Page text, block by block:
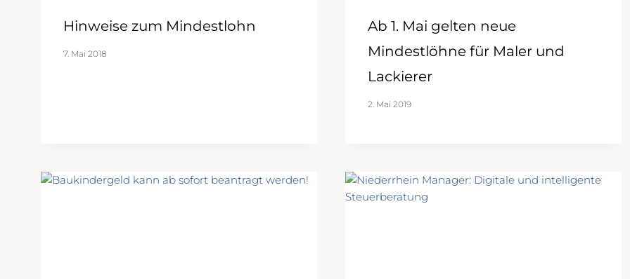
Hinweise zum Mindestlohn
7. Mai 2018
Ab 1. Mai gelten neue
Mindestlöhne für Maler und
Lackierer
2. Mai 2019